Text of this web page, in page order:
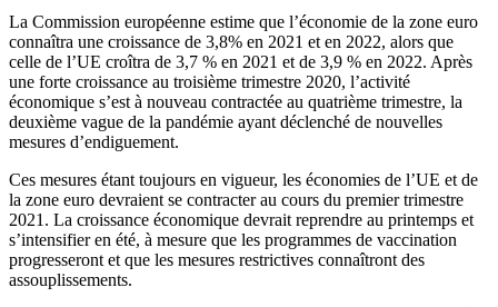
La Commission européenne estime que l’économie de la zone euro
connaîtra une croissance de 3,8% en 2021 et en 2022, alors que
celle de l’UE croîtra de 3,7 % en 2021 et de 3,9 % en 2022. Après
une forte croissance au troisième trimestre 2020, l’activité
économique s’est à nouveau contractée au quatrième trimestre, la
deuxième vague de la pandémie ayant déclenché de nouvelles
mesures d’endiguement.
Ces mesures étant toujours en vigueur, les économies de l’UE et de
la zone euro devraient se contracter au cours du premier trimestre
2021. La croissance économique devrait reprendre au printemps et
s’intensifier en été, à mesure que les programmes de vaccination
progresseront et que les mesures restrictives connaîtront des
assouplissements.